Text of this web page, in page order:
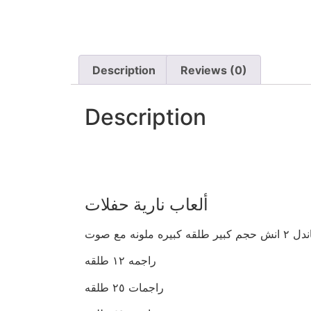
Description Reviews (0)
Description
ألعاب نارية حفلات
ملونه مع صوت
راجمه ١٢ طلقه
راجمات ٢٥ طلقه